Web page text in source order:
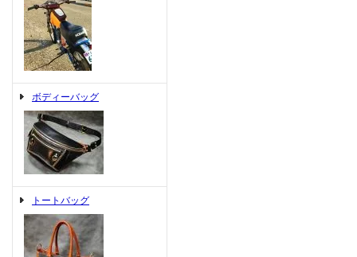
ボディーバッグ
トートバッグ